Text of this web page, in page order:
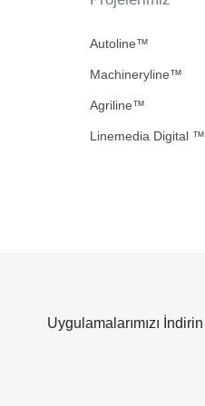
Autoline™
Machineryline™
Agriline™
Linemedia Digital ™
Uygulamalarımızı İndirin